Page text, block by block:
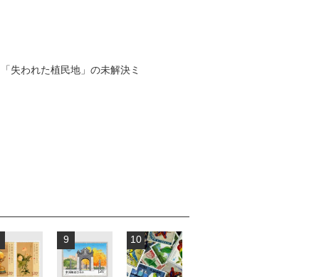
失われた植民地」の未解決ミ
9 10